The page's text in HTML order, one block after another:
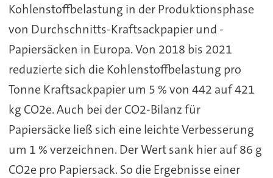
Kohlenstoffbelastung in der Produktionsphase
von Durchschnitts-Kraftsackpapier und -
Papiersäcken in Europa. Von 2018 bis 2021
reduzierte sich die Kohlenstoffbelastung pro
Tonne Kraftsackpapier um 5 % von 442 auf 421
kg CO2e. Auch bei der CO2-Bilanz für
Papiersäcke ließ sich eine leichte Verbesserung
um 1 % verzeichnen. Der Wert sank hier auf 86 g
CO2e pro Papiersack. So die Ergebnisse einer